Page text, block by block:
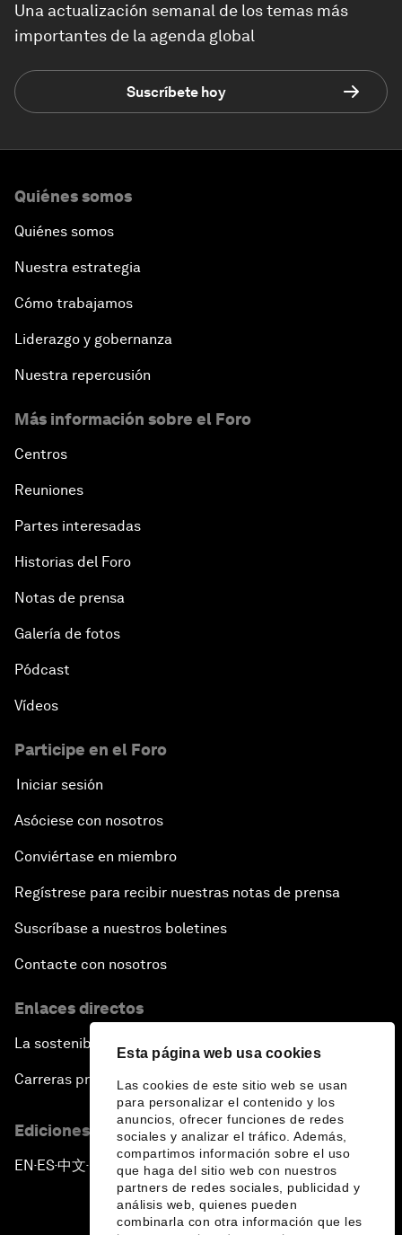
Esta página web usa cookies
Las cookies de este sitio web se usan
para personalizar el contenido y los
anuncios, ofrecer funciones de redes
sociales y analizar el tráfico. Además,
compartimos información sobre el uso
que haga del sitio web con nuestros
partners de redes sociales, publicidad y
análisis web, quienes pueden
combinarla con otra información que les
Una actualización semanal de los temas más
importantes de la agenda global
Suscríbete hoy
Quiénes somos
Quiénes somos
Nuestra estrategia
Cómo trabajamos
Liderazgo y gobernanza
Nuestra repercusión
Más información sobre el Foro
Centros
Reuniones
Partes interesadas
Historias del Foro
Notas de prensa
Galería de fotos
Pódcast
Vídeos
Participe en el Foro
Iniciar sesión
Asóciese con nosotros
Conviértase en miembro
Regístrese para recibir nuestras notas de prensa
Suscríbase a nuestros boletines
Contacte con nosotros
Enlaces directos
La sostenibilidad en el Foro
Carreras profesionales
Ediciones en otros idiomas
EN ▪ ES▪中文▪ 日本語